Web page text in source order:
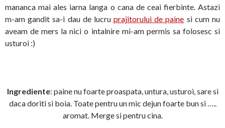
mananca mai ales iarna langa o cana de ceai fierbinte. Astazi
m-am gandit sa-i dau de lucruprajitorului de paine si cum nu
aveam de mers la nici o intalnire mi-am permis sa folosesc si
usturoi :)
Ingrediente: paine nu foarte proaspata, untura, usturoi, sare si
daca doriti si boia. Toate pentru un mic dejun foarte bun si …..
aromat. Merge si pentru cina.